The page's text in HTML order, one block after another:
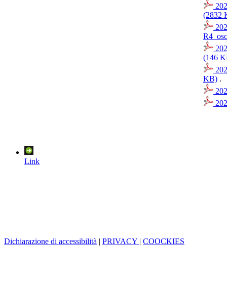
(2832
(146
KB) .
Link
Dichiarazione di accessibilità | PRIVACY | COOCKIES